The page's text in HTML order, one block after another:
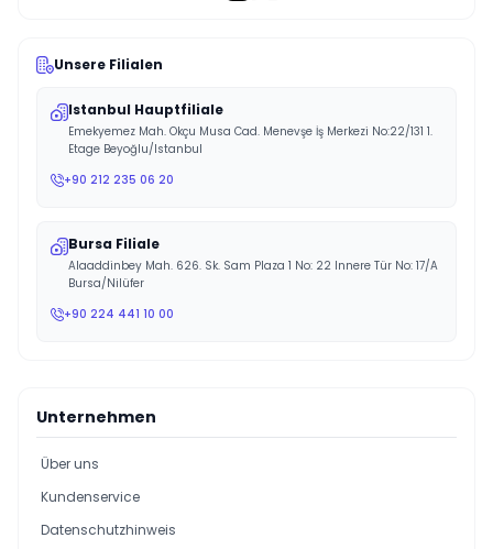
Unsere Filialen
Istanbul Hauptfiliale
Emekyemez Mah. Okçu Musa Cad. Menevşe İş Merkezi No:22/131 1.
Etage Beyoğlu/Istanbul
+90 212 235 06 20
Bursa Filiale
Alaaddinbey Mah. 626. Sk. Sam Plaza 1 No: 22 Innere Tür No: 17/A
Bursa/Nilüfer
+90 224 441 10 00
Unternehmen
Über uns
Kundenservice
Datenschutzhinweis